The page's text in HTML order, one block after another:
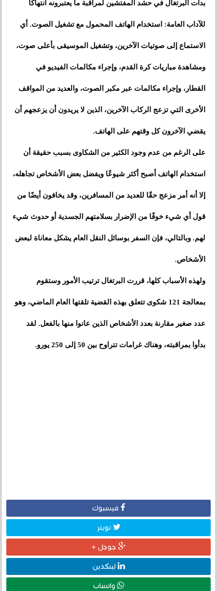
بدأت البرتغال في حشد المفتشين لمراقبة ما يعتبرونه انتهاكا
للآداب العامة: استخدام الهاتف المحمول مع تشغيل الصوت. أي
الاستماع إلى صوتيات الآخرين، وتشغيل الموسيقى بأعلى صوت،
ومشاهدة مباريات كرة القدم، وإجراء مكالمات الفيديو في
القطار، وإجراء مكالمات عبر مكبر الصوت، والعديد من المواقف
الأخرى التي تزعج الركاب الآخرين، الذين لا يريدون أن يزعجهم أن
يقضي الآخرون كل وقتهم على الهاتف.
على الرغم من عدم وجود الكثير من الشكاوى بسبب حقيقة أن
استخدام الهاتف أصبح أكثر شيوعًا ويفضل بعض الأشخاص تجاهله،
إلا أنه أمر مزعج حقًا للعديد من المسافرين، وقد يخافون أيضًا من
قول أي شيء خوفًا من الإضرار بسلامتهم الجسدية أو حدوث شيء
لهم. وبالتالي، فإن السفر بوسائل النقل العام يشكل معاناة لبعض
الأشخاص.
ولهذه الأسباب كلها، قررت البرتغال ترتيب الأمور وستقوم
بمعالجة 121 شكوى تتعلق بهذه القضية تلقتها العام الماضي، وهو
عدد صغير مقارنة بعدد الأشخاص الذين عانوا منها بالفعل. لقد
بدأوا بمراقبته، وهناك غرامات تتراوح بين 50 إلى 250 يورو.
فيسبوك
تويتر
جوجل +
لينكدين
واتساب